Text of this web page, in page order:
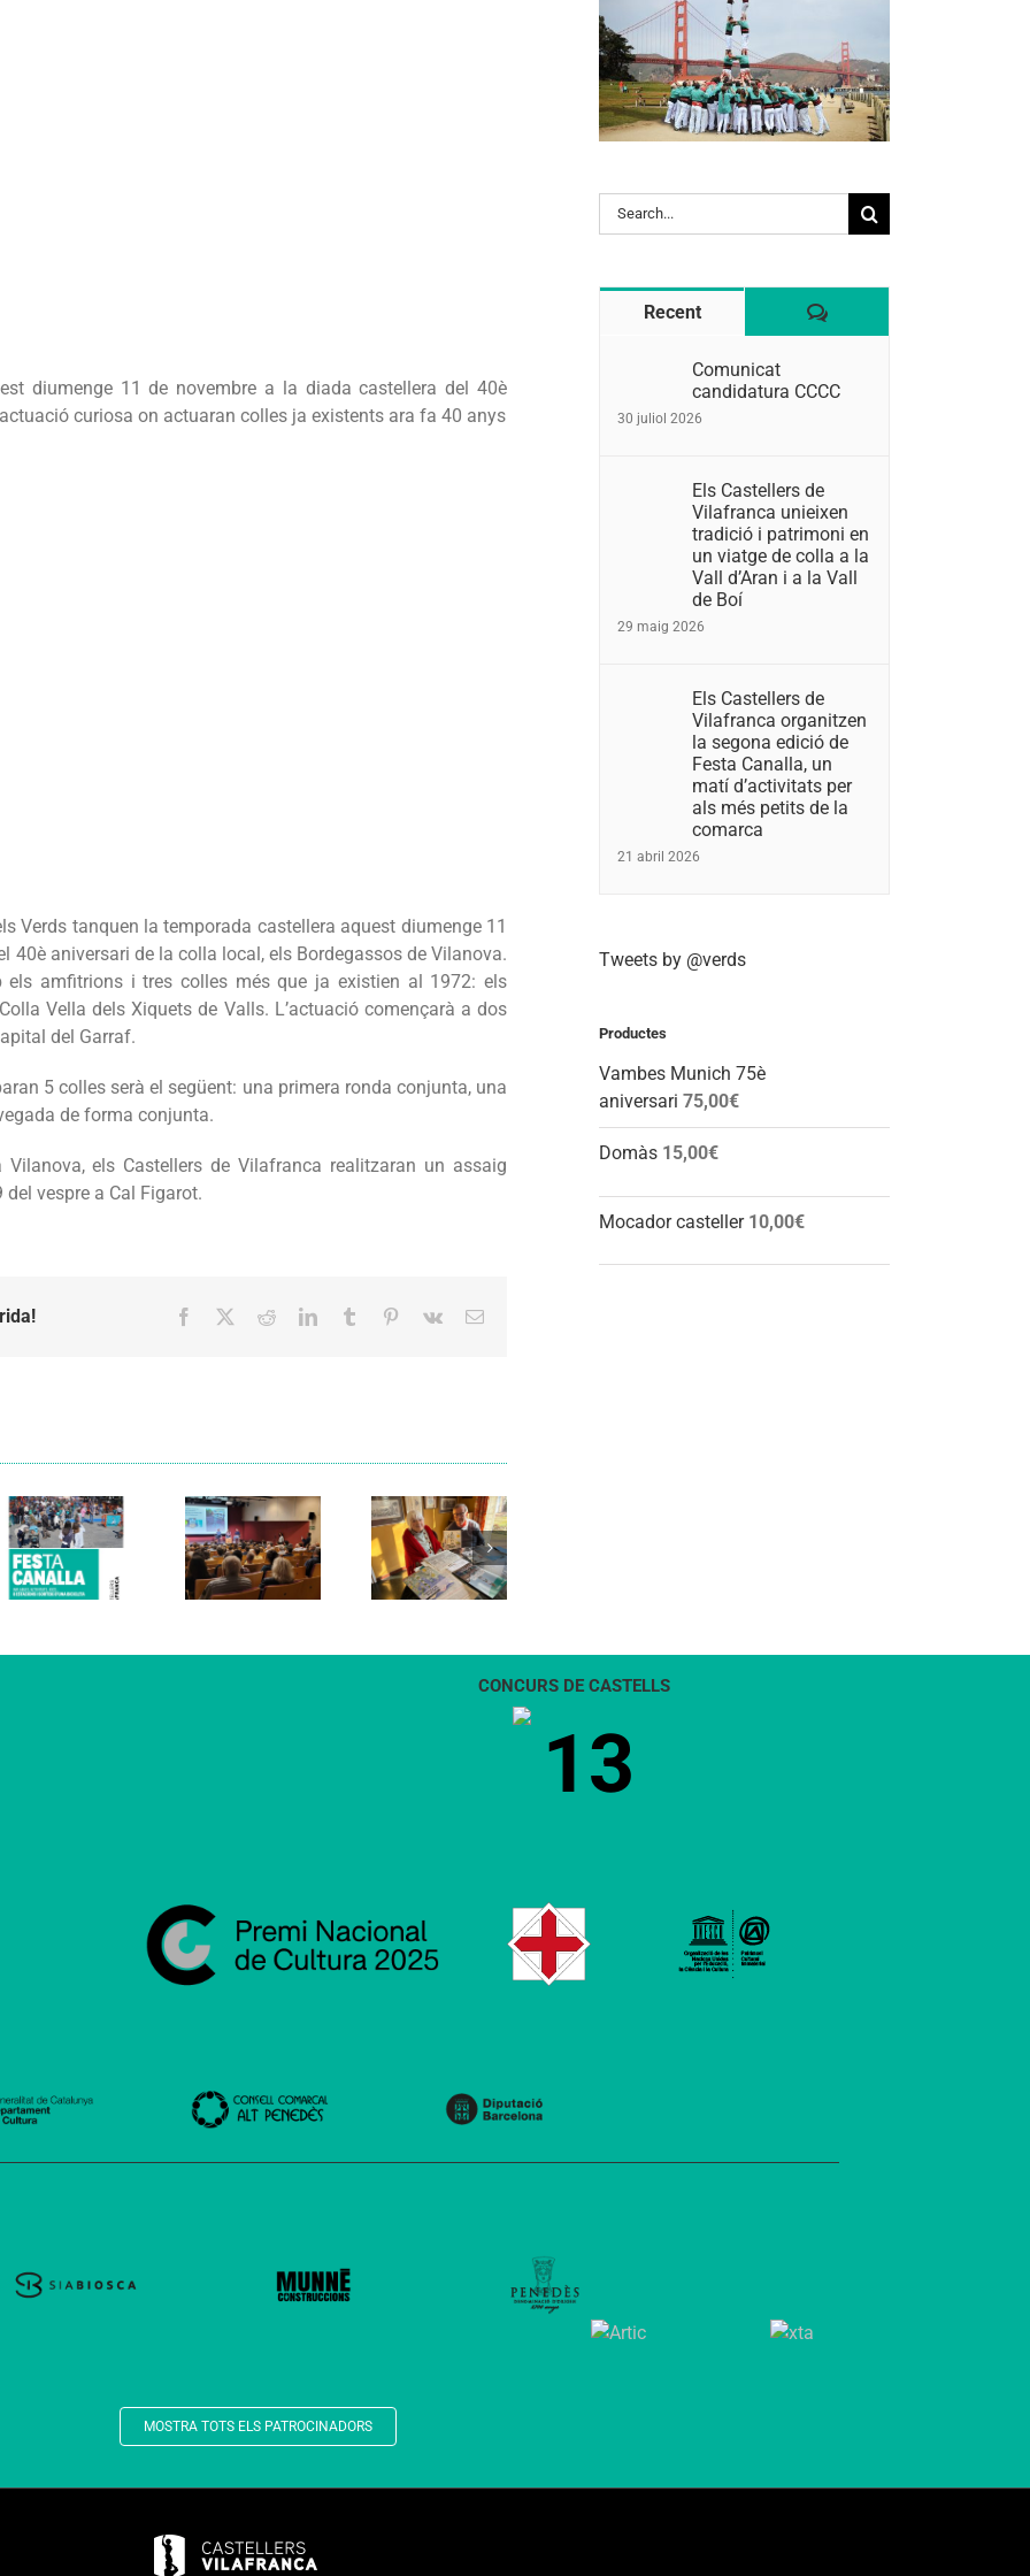
diumenge 11 de novembre a la diada castellera del 40è
curiosa on actuaran colles ja existents ara fa 40 anys
Verds tanquen la temporada castellera aquest diumenge 11
40è aniversari de la colla local, els Bordegassos de Vilanova.
amfitrions i tres colles més que ja existien al 1972: els
Vella dels Xiquets de Valls. L’actuació començarà a dos
del Garraf.
5 colles serà el següent: una primera ronda conjunta, una
de forma conjunta.
Vilanova, els Castellers de Vilafranca realitzaran un assaig
vespre a Cal Figarot.
Facebook RedditLinkedInTumblr Pinterest
Vk Email:
Cal Figarot
lidera el
primer
d’energia
comunitària
Els Verds
presenten el
llibre
“Petita
història
dels
Search
for:
Recent Comentaris
Comunicat
candidatura CCCC
30 juliol 2026
Els Castellers de
Vilafranca unieixen
tradició i patrimoni en
un viatge de colla a la
Vall d’Aran i a la Vall
de Boí
29 maig 2026
Els Castellers de
Vilafranca organitzen
la segona edició de
Festa Canalla, un
matí d’activitats per
als més petits de la
comarca
21 abril 2026
Tweets by @verds
Productes
Vambes Munich 75è
aniversari 75,00€
Domàs 15,00€
Mocador casteller 10,00€
CONCURS DE CASTELLS
13
MOSTRA TOTS ELS PATROCINADORS